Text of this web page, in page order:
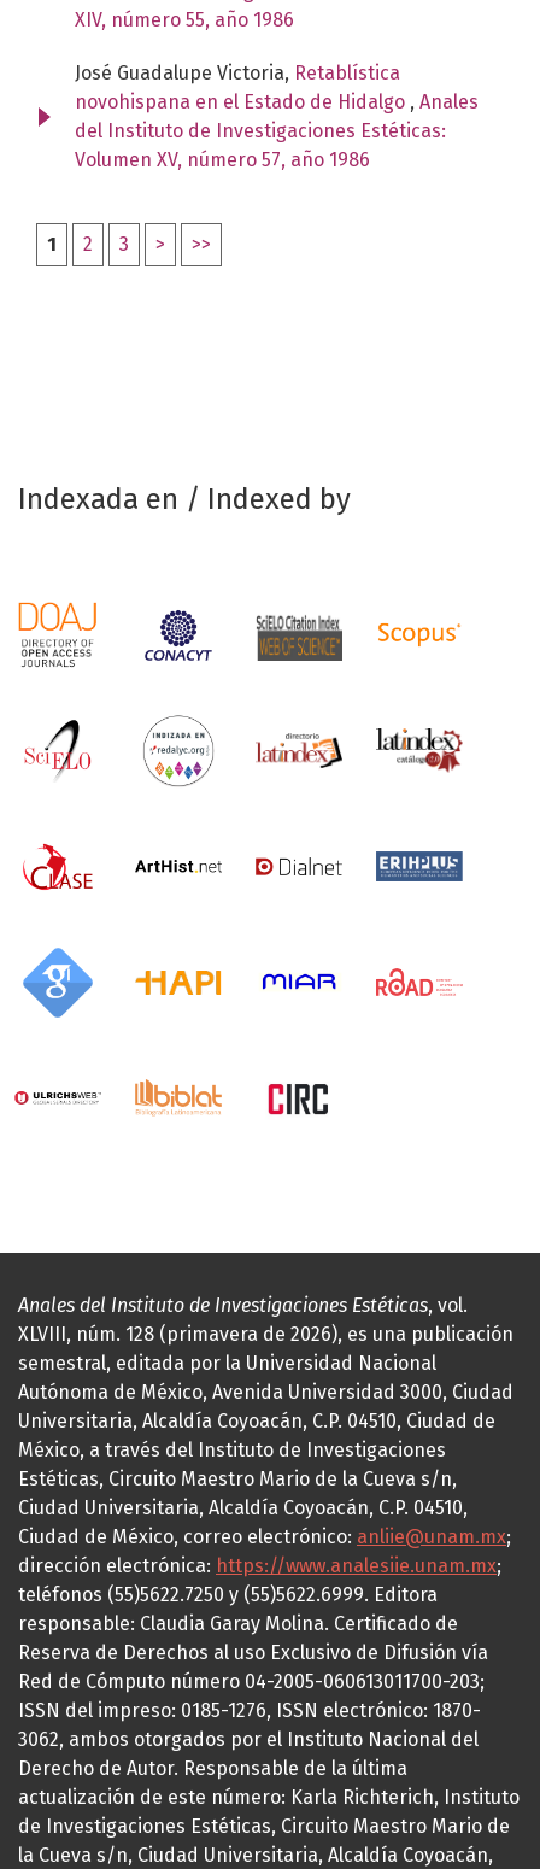
XIV, número 55, año 1986
José Guadalupe Victoria, Retablística
novohispana en el Estado de Hidalgo , Anales
del Instituto de Investigaciones Estéticas:
Volumen XV, número 57, año 1986
1 2 3 > >>
Indexada en / Indexed by
Anales del Instituto de Investigaciones Estéticas, vol.
XLVIII, núm. 128 (primavera de 2026), es una publicación
semestral, editada por la Universidad Nacional
Autónoma de México, Avenida Universidad 3000, Ciudad
Universitaria, Alcaldía Coyoacán, C.P. 04510, Ciudad de
México, a través del Instituto de Investigaciones
Estéticas, Circuito Maestro Mario de la Cueva s/n,
Ciudad Universitaria, Alcaldía Coyoacán, C.P. 04510,
Ciudad de México, correo electrónico: anliie@unam.mx;
dirección electrónica: https://www.analesiie.unam.mx;
teléfonos (55)5622.7250 y (55)5622.6999. Editora
responsable: Claudia Garay Molina. Certificado de
Reserva de Derechos al uso Exclusivo de Difusión vía
Red de Cómputo número 04-2005-060613011700-203;
ISSN del impreso: 0185-1276, ISSN electrónico: 1870-
3062, ambos otorgados por el Instituto Nacional del
Derecho de Autor. Responsable de la última
actualización de este número: Karla Richterich, Instituto
de Investigaciones Estéticas, Circuito Maestro Mario de
la Cueva s/n, Ciudad Universitaria, Alcaldía Coyoacán,